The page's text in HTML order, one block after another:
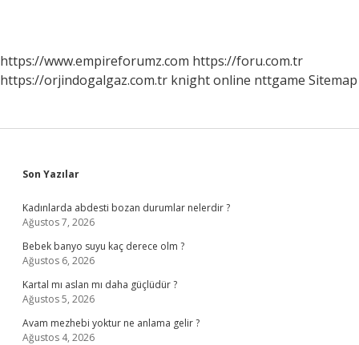
https://www.empireforumz.com https://foru.com.tr
https://orjindogalgaz.com.tr knight online nttgame Sitemap
Sidebar
Son Yazılar
Kadınlarda abdesti bozan durumlar nelerdir ?
Ağustos 7, 2026
Bebek banyo suyu kaç derece olm ?
Ağustos 6, 2026
Kartal mı aslan mı daha güçlüdür ?
Ağustos 5, 2026
Avam mezhebi yoktur ne anlama gelir ?
Ağustos 4, 2026